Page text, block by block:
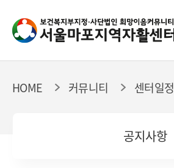
HOME 커뮤니티 센터일정
공지사항